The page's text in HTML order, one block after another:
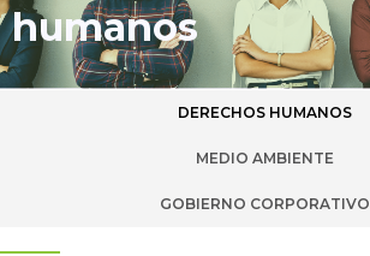
humanos
DERECHOS HUMANOS
MEDIO AMBIENTE
GOBIERNO CORPORATIVO